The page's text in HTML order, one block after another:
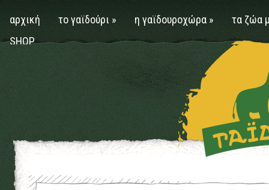
αρχική το γαϊδούρι » η γαϊδουροχώρα »
τα ζώα
SHOP